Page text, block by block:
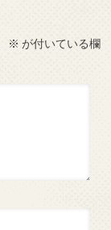
※ が付いている欄